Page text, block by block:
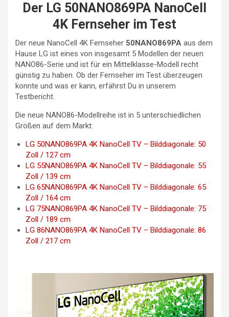
Der LG 50NANO869PA NanoCell
4K Fernseher im Test
Der neue NanoCell 4K Fernseher 50NANO869PA aus dem
Hause LG ist eines von insgesamt 5 Modellen der neuen
NANO86-Serie und ist für ein Mittelklasse-Modell recht
günstig zu haben. Ob der Fernseher im Test überzeugen
konnte und was er kann, erfährst Du in unserem
Testbericht.
Die neue NANO86-Modellreihe ist in 5 unterschiedlichen
Größen auf dem Markt:
LG 50NANO869PA 4K NanoCell TV – Bilddiagonale: 50
Zoll / 127 cm
LG 55NANO869PA 4K NanoCell TV – Bilddiagonale: 55
Zoll / 139 cm
LG 65NANO869PA 4K NanoCell TV – Bilddiagonale: 65
Zoll / 164 cm
LG 75NANO869PA 4K NanoCell TV – Bilddiagonale: 75
Zoll / 189 cm
LG 86NANO869PA 4K NanoCell TV – Bilddiagonale: 86
Zoll / 217 cm